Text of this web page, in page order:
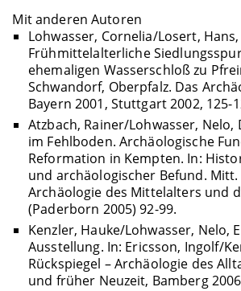
Mit anderen Autoren
Lohwasser, Cornelia/Losert, Hans,
Frühmittelalterliche
ehemaligen Wasserschloß zu
Schwandorf, Oberpfalz. Das
Bayern 2001, Stuttgart 2002, 125-
Atzbach, Rainer/Lohwasser,
im Fehlboden. Archäologische
Reformation in Kempten. In:
und archäologischer Befund. Mitt.
Archäologie des Mittelalters und
(Paderborn 2005) 92-99.
Kenzler, Hauke/Lohwasser, Nelo,
Ausstellung. In: Ericsson, Ingolf/
Rückspiegel – Archäologie des
und früher Neuzeit, Bamberg